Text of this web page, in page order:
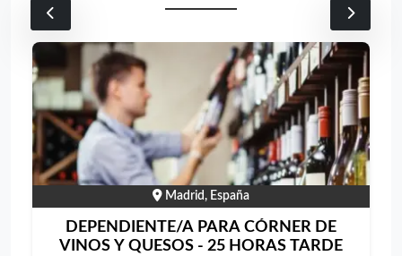
Madrid, España
DEPENDIENTE/A PARA CÓRNER DE
VINOS Y QUESOS - 25 HORAS TARDE